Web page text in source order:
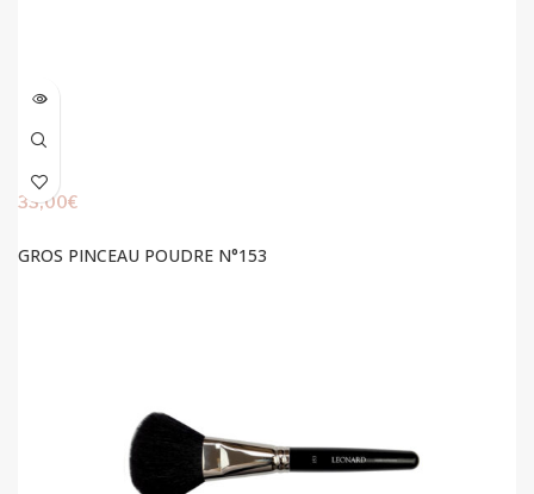
33,00€
GROS PINCEAU POUDRE N°153